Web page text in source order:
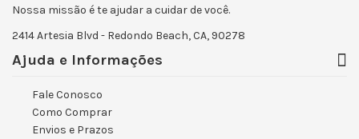
Nossa missão é te ajudar a cuidar de você.
2414 Artesia Blvd - Redondo Beach, CA, 90278
Ajuda e Informações
Fale Conosco
Como Comprar
Envios e Prazos